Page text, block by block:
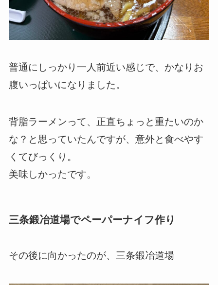
普通にしっかり一人前近い感じで、かなりお
腹いっぱいになりました。
背脂ラーメンって、正直ちょっと重たいのか
な？と思っていたんですが、意外と食べやす
くてびっくり。
美味しかったです。
三条鍛冶道場でペーパーナイフ作り
その後に向かったのが、三条鍛冶道場